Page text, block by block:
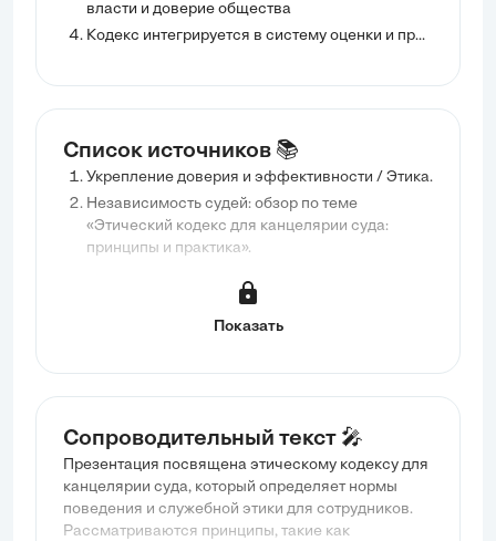
власти и доверие общества
Кодекс интегрируется в систему оценки и продвижения служащих
Список источников 📚
Укрепление доверия и эффективности / Этика.
Независимость судей: обзор по теме
«Этический кодекс для канцелярии суда:
принципы и практика».
Показать
Сопроводительный текст 🎤
Презентация посвящена этическому кодексу для
канцелярии суда, который определяет нормы
поведения и служебной этики для сотрудников.
Рассматриваются принципы, такие как